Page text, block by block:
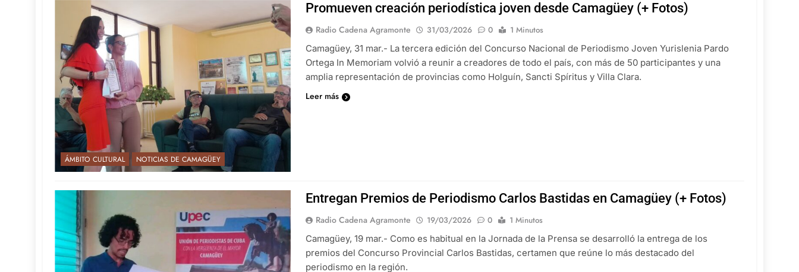
ÁMBITO CULTURAL NOTICIAS DE CAMAGÜEY
Promueven creación periodística joven desde Camagüey (+ Fotos)
Radio Cadena Agramonte 31/03/2026 0
1 Minutos
Camagüey, 31 mar.- La tercera edición del Concurso Nacional de Periodismo Joven Yurislenia Pardo
Ortega In Memoriam volvió a reunir a creadores de todo el país, con más de 50 participantes y una
amplia representación de provincias como Holguín, Sancti Spíritus y Villa Clara.
Leer más
Entregan Premios de Periodismo Carlos Bastidas en Camagüey (+ Fotos)
Radio Cadena Agramonte 19/03/2026 0
1 Minutos
Camagüey, 19 mar.- Como es habitual en la Jornada de la Prensa se desarrolló la entrega de los
premios del Concurso Provincial Carlos Bastidas, certamen que reúne lo más destacado del
periodismo en la región.